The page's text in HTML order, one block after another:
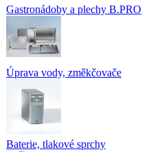
Gastronádoby a plechy B.PRO
Úprava vody, změkčovače
Baterie, tlakové sprchy